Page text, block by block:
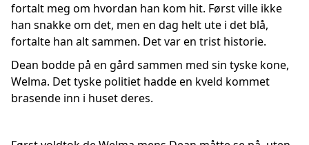
fortalt meg om hvordan han kom hit. Først ville ikke
han snakke om det, men en dag helt ute i det blå,
fortalte han alt sammen. Det var en trist historie.
Dean bodde på en gård sammen med sin tyske kone,
Welma. Det tyske politiet hadde en kveld kommet
brasende inn i huset deres.